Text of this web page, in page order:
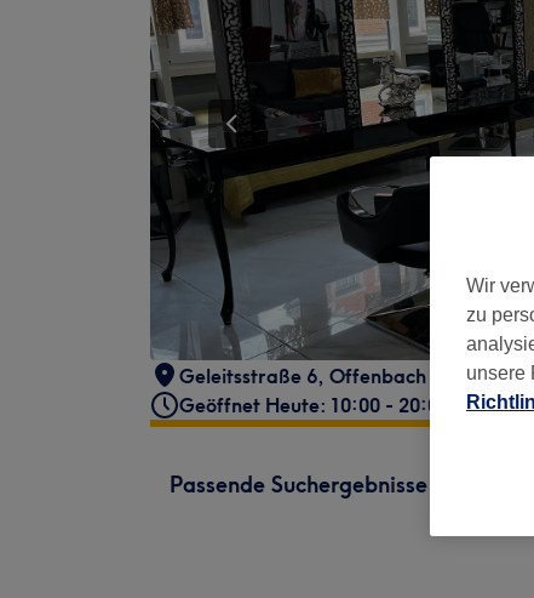
Geleitsstraße 6, Offenbach am Main,
Geöffnet Heute: 10:00 - 20:00
Passende Suchergebnisse
Wir
zu
unsere